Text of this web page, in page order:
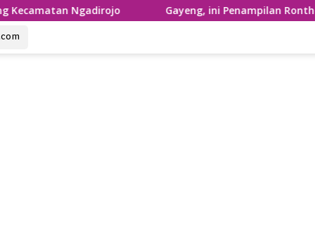
Ngadirojo Gayeng, ini Penampilan Ronthek Laskar